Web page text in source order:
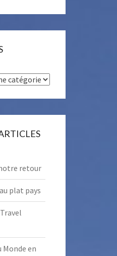
retour
plat pays
Monde en